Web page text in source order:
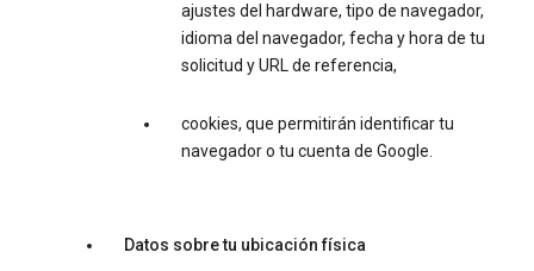
ajustes del hardware, tipo de navegador,
idioma del navegador, fecha y hora de tu
solicitud y URL de referencia,
cookies, que permitirán identificar tu
navegador o tu cuenta de Google.
Datos sobre tu ubicación física